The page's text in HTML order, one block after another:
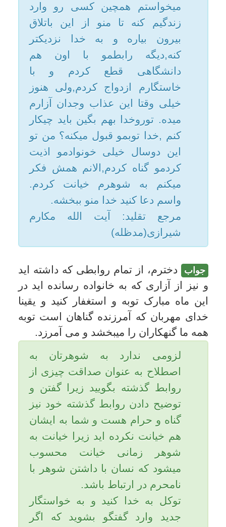
اصطلاح به عنوان صداقت چیزی از
روابط گذشته بگویید زیرا گفتن و
توضیح دادن روابط گذشته خود نیز
گناه و حرام هست و شما به ایشان
هم خیانت نکرده اید زیرا خیانت به
شوهر زمانی خیانت محسوب
میشود که نسان با داشتن شوهر با
نامحرم در ارتباط باشد.
توکل به خدا کنید و به خواستگار
جدید وارد گفتگو بشوید که اگر
دارای شرایط مناسب دینی و
اخلاقی باشد به لطف خدای سبحان
ازدواج انجام شود.
*****
دخترم؛ توبه و قبولى توبه از
نعمت‌های كم نظير الهى است و
داراى آثار و نتايج بسيار درخشانى
است.
توبه حقيقى طوری گنهكار را
دگرگون مى‌كند، كه گويى اصلاً گناه
نكرده است.
امام باقر (عليه السلام) میفرمايد:
توبه حقيقى موجب پرده‌پوشى و
نابودى آثار گناه مى‌گردد.
امام صادق (عليه السلام) میفرماید:
«هنگامى كه بنده توبه حقيقى كرد،
خداوند او را دوست مى‌دارد، و در
دنيا و آخرت گناهان او را
مى‌پوشاند، هر چه از گناهان كه دو
نوشته‌اند از يادشان ببرد و به
اعضاى بدن وحى مى‌كند كه گناهان
او را پنهان كنيد.و به نقاط زمين (كه
او در آن گناه كرده) فرمان مى‌دهد
گناهان او را پنهان كنيد.
يَشهد عليه بشىء من الذّنوب؛ پس
توبه كننده با خدا ملاقات كند به
پيشگاه خدا گواهى بدهد كه او
چيزى از گناه را انجام داده است.
مى‌كند، آن هم به عنوان
محبوب‌ترين بندگان.
امام كاظم (عليه السلام) میفرماید:
«و اَحَبّ العِباد الى الله تعالى